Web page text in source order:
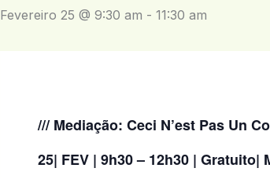
Fevereiro 25 @ 9:30 am - 11:30 am
/// Mediação: Ceci N’est Pas Un
25| FEV | 9h30 – 12h30 | Gratuito|